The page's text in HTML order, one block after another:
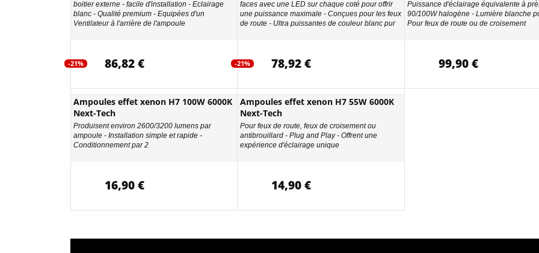
boitier externe - facile d'installation - Eclairage
blanc - Qualité premium - Equipées d'un
Ventilateur à l'arrière de l'ampoule
-21% 86,82 €
faces avec une LED sur chaque coté pour offrir
une puissance maximale - Conçues pour les feux
de route - Ultra puissantes de couleur blanc pur
-21% 78,92 €
Puissance d'éclairage équivalente à
90/100W halogène - Lumière blanche
Pour feux de route ou de croisement
99,90 €
Ampoules effet xenon H7 100W 6000K
Next-Tech
Produisent environ 2600/3200 lumens par
ampoule - Installation simple et rapide -
Conditionnement par 2
16,90 €
Ampoules effet xenon H7 55W 6000K
Next-Tech
Pour feux de route, feux de croisement ou
antibrouillard - Plug and Play - Offrent une
expérience d'éclairage unique
14,90 €